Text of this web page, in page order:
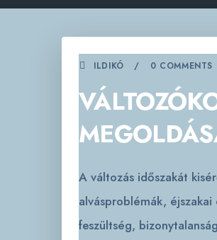
ILDIKÓ 0 COMMENTS
A változás időszakát
alvásproblémák,
feszültség,